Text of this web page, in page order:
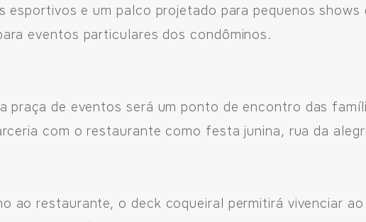
esportivos e um palco projetado para pequenos
eventos particulares dos condôminos.
praça de eventos será um ponto de encontro das
com o restaurante como festa junina, rua da
ao restaurante, o deck coqueiral permitirá vivenciar